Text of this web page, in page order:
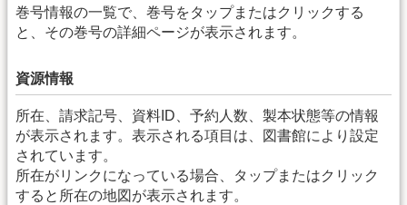
巻号情報の一覧で、巻号をタップまたはクリックする
と、その巻号の詳細ページが表示されます。
資源情報
所在、請求記号、資料ID、予約人数、製本状態等の情報
が表示されます。表示される項目は、図書館により設定
されています。
所在がリンクになっている場合、タップまたはクリック
すると所在の地図が表示されます。